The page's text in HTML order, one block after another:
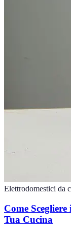
Elettrodomestici da
Come
Tua Cucina